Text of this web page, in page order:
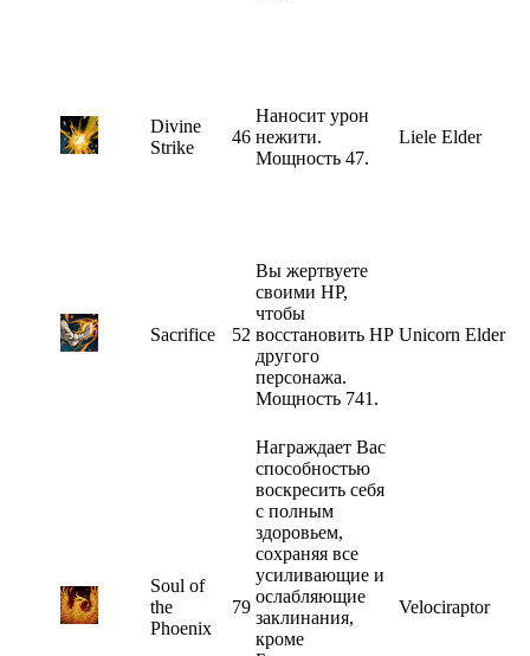
Divine
Strike
46
Наносит урон
нежити.
Мощность 47.
Liele Elder
Sacrifice 52
Вы жертвуете
своими HP,
чтобы
восстановить HP
другого
персонажа.
Мощность 741.
Unicorn Elder
Soul of
the
Phoenix
79
Награждает Вас
способностью
воскресить себя
с полным
здоровьем,
сохраняя все
усиливающие и
ослабляющие
заклинания,
кроме
Velociraptor